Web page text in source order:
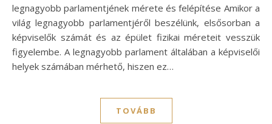
legnagyobb parlamentjének mérete és felépítése Amikor a
világ legnagyobb parlamentjéről beszélünk, elsősorban a
képviselők számát és az épület fizikai méreteit vesszük
figyelembe. A legnagyobb parlament általában a képviselői
helyek számában mérhető, hiszen ez…
TOVÁBB